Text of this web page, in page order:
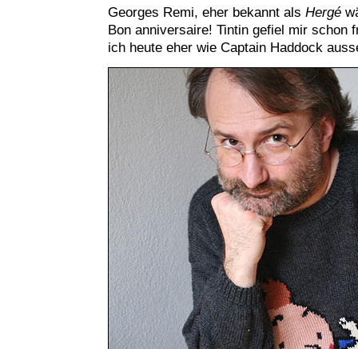
Georges Remi, eher bekannt als Hergé
Bon anniversaire! Tintin gefiel mir schon
ich heute eher wie Captain Haddock